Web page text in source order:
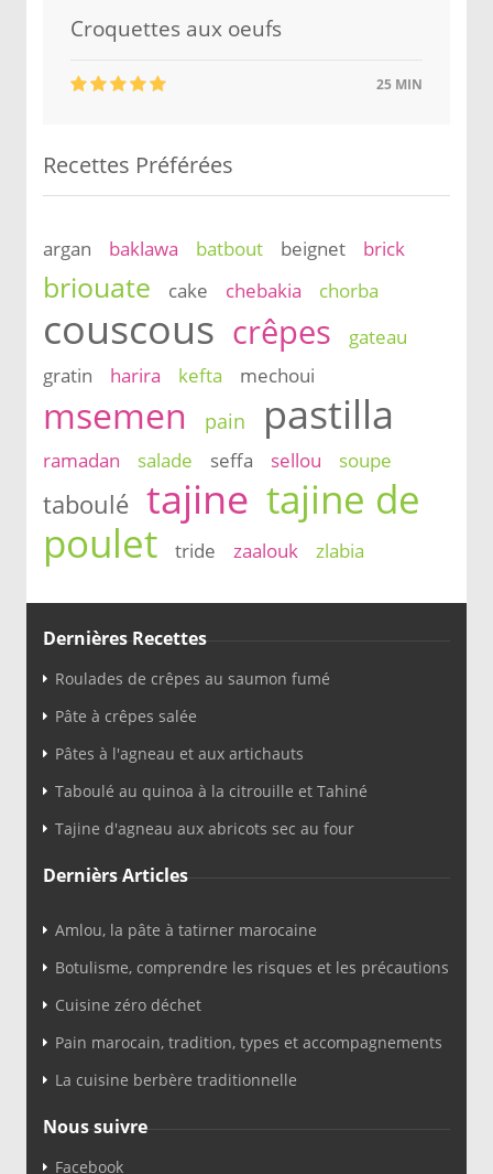
Croquettes aux oeufs
25 MIN
Recettes Préférées
argan baklawa batbout beignet brick
briouate cake chebakia chorba
couscous crêpes
gateau
gratin
harira kefta mechoui
msemen pain pastilla
ramadan salade seffa sellou soupe
taboulé tajine tajine de
poulet
tride zaalouk zlabia
Dernières Recettes
Roulades de crêpes au saumon fumé
Pâte à crêpes salée
Pâtes à l'agneau et aux artichauts
Taboulé au quinoa à la citrouille et Tahiné
Tajine d'agneau aux abricots sec au four
Dernièrs Articles
Amlou, la pâte à tatirner marocaine
Botulisme, comprendre les risques et les précautions
Cuisine zéro déchet
Pain marocain, tradition, types et accompagnements
La cuisine berbère traditionnelle
Nous suivre
Facebook